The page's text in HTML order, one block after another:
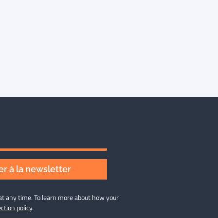
à la newsletter
any time. To learn more about how your
policy.